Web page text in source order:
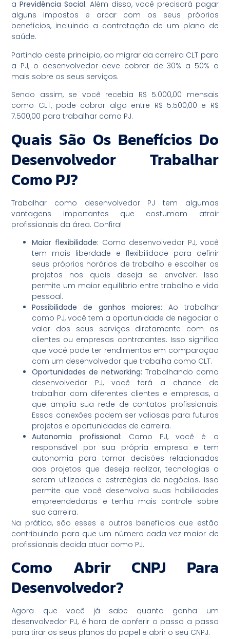
aPrevidência Social. Além disso, você precisará pagar
alguns impostos e arcar com os seus próprios
benefícios, incluindo a contratação de um plano de
saúde.
Partindo deste princípio, ao migrar da carreira CLT para
a PJ, o desenvolvedor deve cobrar de 30% a 50% a
mais sobre os seus serviços.
Sendo assim, se você recebia R$ 5.000,00 mensais
como CLT, pode cobrar algo entre R$ 5.500,00 e R$
7.500,00 para trabalhar como PJ.
Quais São Os Benefícios Do
Desenvolvedor Trabalhar
Como PJ?
Trabalhar como desenvolvedor PJ tem algumas
vantagens importantes que costumam atrair
profissionais da área. Confira!
Maior flexibilidade: Como desenvolvedor PJ, você
tem mais liberdade e flexibilidade para definir
seus próprios horários de trabalho e escolher os
projetos nos quais deseja se envolver. Isso
permite um maior equilíbrio entre trabalho e vida
pessoal.
Possibilidade de ganhos maiores: Ao trabalhar
como PJ, você tem a oportunidade de negociar o
valor dos seus serviços diretamente com os
clientes ou empresas contratantes. Isso significa
que você pode ter rendimentos em comparação
com um desenvolvedor que trabalha como CLT.
Oportunidades de networking: Trabalhando como
desenvolvedor PJ, você terá a chance de
trabalhar com diferentes clientes e empresas, o
que amplia sua rede de contatos profissionais.
Essas conexões podem ser valiosas para futuros
projetos e oportunidades de carreira.
Autonomia profissional: Como PJ, você é o
responsável por sua própria empresa e tem
autonomia para tomar decisões relacionadas
aos projetos que deseja realizar, tecnologias a
serem utilizadas e estratégias de negócios. Isso
permite que você desenvolva suas habilidades
empreendedoras e tenha mais controle sobre
sua carreira.
Na prática, são esses e outros benefícios que estão
contribuindo para que um número cada vez maior de
profissionais decida atuar como PJ.
Como Abrir CNPJ Para
Desenvolvedor?
Agora que você já sabe quanto ganha um
desenvolvedor PJ, é hora de conferir o passo a passo
para tirar os seus planos do papel e abrir o seu CNPJ.